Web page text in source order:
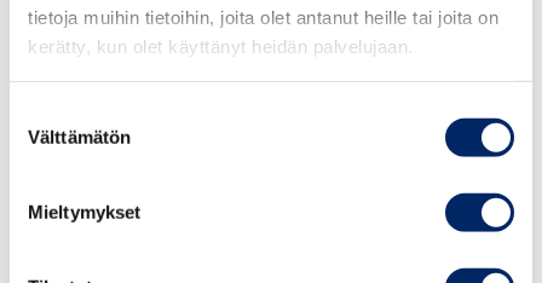
tietoja muihin tietoihin, joita olet antanut heille tai joita on
kerätty, kun olet käyttänyt heidän palvelujaan.
valinta
Välttämätön
Mieltymykset
Kansainvälisen kauppakamarin (ICC) markkinoinnin
perussääntöjen 4 artiklan mukaan markkinoinnissa ei saa
koskevien periaatteiden 1 kohdan mukaan mainos on
hyvän markkinointitavan vastainen, jos naista tai miestä
käytetään katseenvangitsijana tai seksiobjektina ja